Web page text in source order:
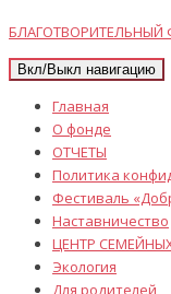
БЛАГОТВОРИТЕЛЬНЫЙ
Вкл/Выкл навигацию
Главная
О фонде
ОТЧЕТЫ
Политика
Фестиваль
Наставничество
ЦЕНТР
Экология
Для родителей